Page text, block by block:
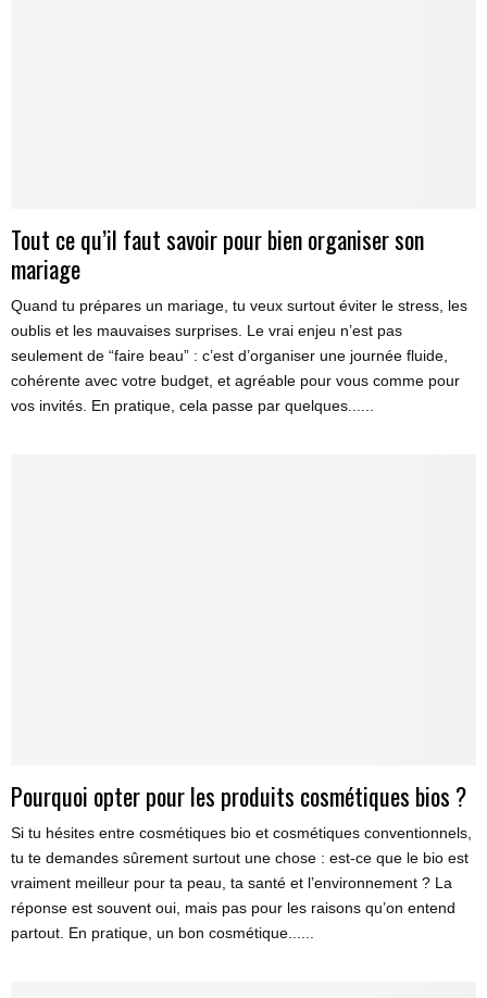
Tout ce qu’il faut savoir pour bien organiser son
mariage
Quand tu prépares un mariage, tu veux surtout éviter le stress, les
oublis et les mauvaises surprises. Le vrai enjeu n’est pas
seulement de “faire beau” : c’est d’organiser une journée fluide,
cohérente avec votre budget, et agréable pour vous comme pour
vos invités. En pratique, cela passe par quelques......
Pourquoi opter pour les produits cosmétiques bios ?
Si tu hésites entre cosmétiques bio et cosmétiques conventionnels,
tu te demandes sûrement surtout une chose : est-ce que le bio est
vraiment meilleur pour ta peau, ta santé et l’environnement ? La
réponse est souvent oui, mais pas pour les raisons qu’on entend
partout. En pratique, un bon cosmétique......